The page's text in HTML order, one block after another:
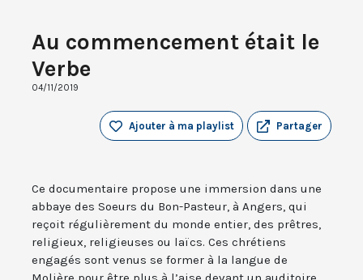
Au commencement était le
Verbe
04/11/2019
Partager
Ajouter à ma playlist
Ce documentaire propose une immersion dans une
abbaye des Soeurs du Bon-Pasteur, à Angers, qui
reçoit régulièrement du monde entier, des prêtres,
religieux, religieuses ou laïcs. Ces chrétiens
engagés sont venus se former à la langue de